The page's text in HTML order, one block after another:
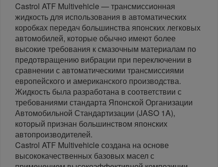
Castrol ATF Multivehicle — трансмиссионная
жидкость для использования в автоматических
коробках передач большинства японских легковых
автомобилей, которые обычно имеют более
высокие требования к смазочным материалам по
предотвращению вибрации при переключении в
сравнении с автоматическими трансмиссиями
европейского и американского производства.
Жидкость была разработана в соответствии с
требованиями стандарта Японской Организации
Автомобильной Стандартизации (JASO 1A),
который признан большинством японских
автопроизводителей.
Castrol ATF Multivehicle создана на основе
высококачественных базовых масел с